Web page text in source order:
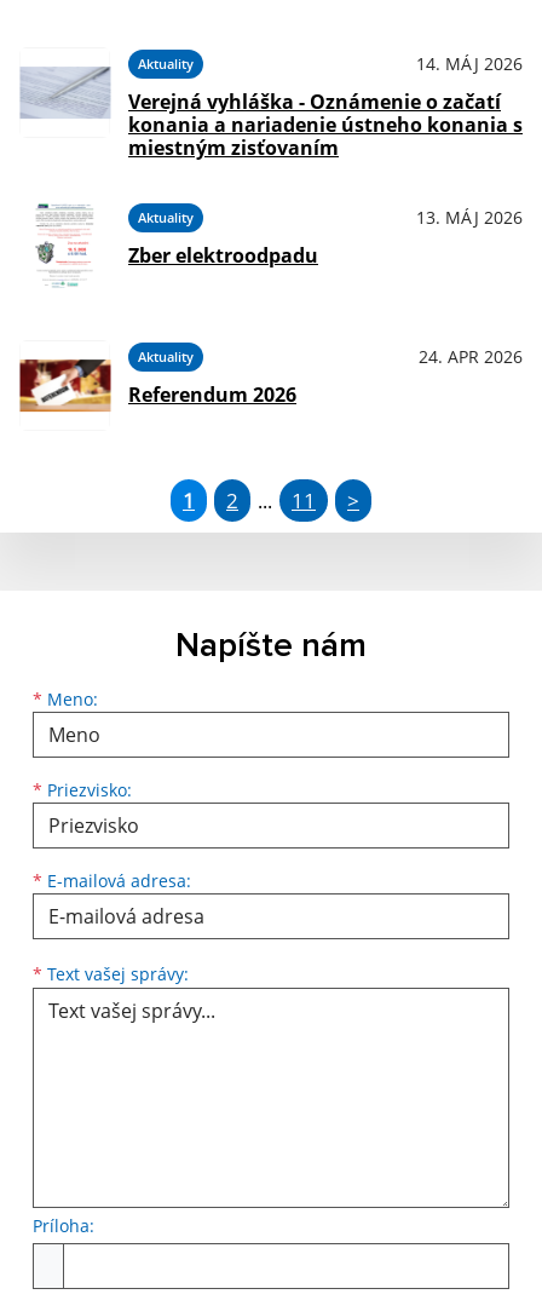
Aktuality 14. MÁJ 2026
Verejná vyhláška - Oznámenie o začatí
konania a nariadenie ústneho konania s
miestným zisťovaním
Aktuality 13. MÁJ 2026
Zber elektroodpadu
Aktuality 24. APR 2026
Referendum 2026
1 2 ... 11 >
Napíšte nám
* Meno:
* Priezvisko:
* E-mailová adresa:
* Text vašej správy:
Príloha: